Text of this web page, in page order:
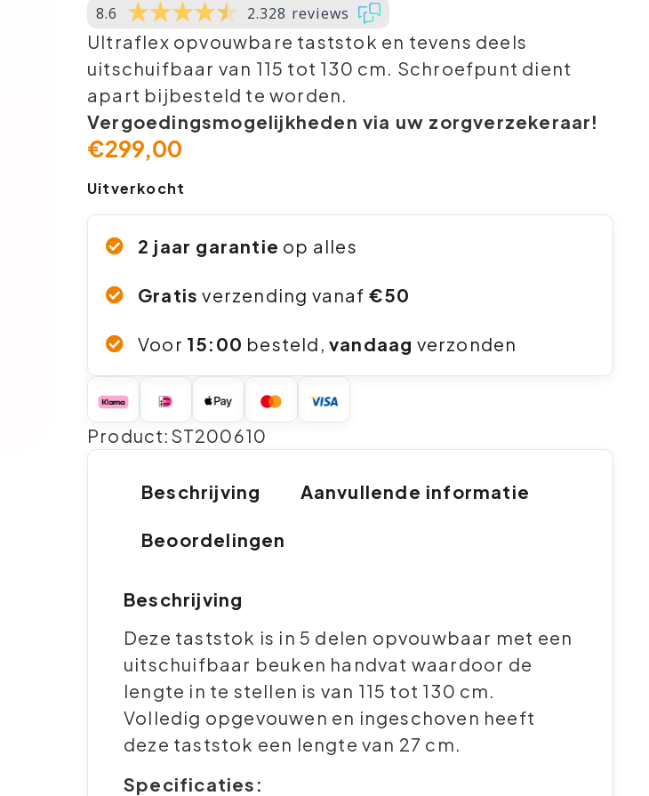
8.6 2.328 reviews
Ultraflex opvouwbare taststok en tevens deels
uitschuifbaar van 115 tot 130 cm. Schroefpunt dient
apart bijbesteld te worden.
Vergoedingsmogelijkheden via uw zorgverzekeraar!
€299,00
Uitverkocht
2 jaar garantie op alles
Gratis verzending vanaf €50
Voor 15:00 besteld, vandaag verzonden
Product:ST200610
Beschrijving Aanvullende informatie
Beoordelingen
Beschrijving
Deze taststok is in 5 delen opvouwbaar met een
uitschuifbaar beuken handvat waardoor de
lengte in te stellen is van 115 tot 130 cm.
Volledig opgevouwen en ingeschoven heeft
deze taststok een lengte van 27 cm.
Specificaties: